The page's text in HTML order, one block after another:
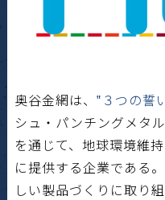
奥谷金網は、 ‟３つの誓
シュ・パンチングメタ
を通じて、地球環境維
に提供する企業である
しい製品づくりに取り組